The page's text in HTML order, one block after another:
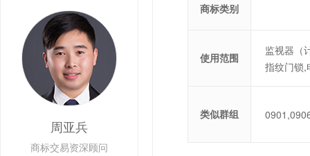
用户 S**0 购买 V***
用户 S**1 购买 皇***
用户 S**8 购买 专***
用户 S**14 购买 宅***
用户 S**26 购买 图***
用户 S**10 购买 侯***
用户 S**16 购买 火***
用户 S**25 购买 水***
用户 S**33 购买 巴***
用户 S**80 购买 王***
周亚兵
商标交易资深顾问
商标类别
使用范围
监视器（
指纹门锁,
类似群组